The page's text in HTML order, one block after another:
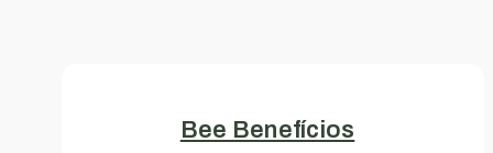
Bee Benefícios